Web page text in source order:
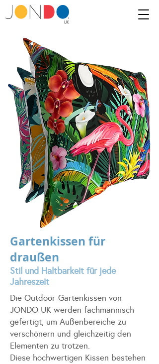
Gartenkissen für
draußen
Stil und Haltbarkeit für jede
Jahreszeit
Die Outdoor-Gartenkissen von
JONDO UK werden fachmännisch
gefertigt, um Außenbereiche zu
verschönern und gleichzeitig den
Elementen zu trotzen.
Diese hochwertigen Kissen bestehen